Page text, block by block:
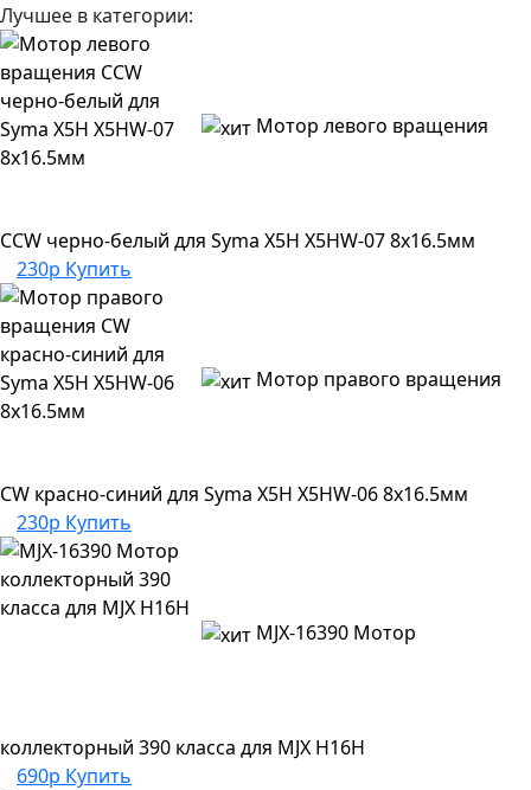
Лучшее в категории:
Мотор левого вращения
CCW черно-белый для Syma X5H X5HW-07 8х16.5мм
230р Купить
Мотор правого вращения
CW красно-синий для Syma X5H X5HW-06 8х16.5мм
230р Купить
MJX-16390 Мотор
коллекторный 390 класса для MJX H16H
690р Купить